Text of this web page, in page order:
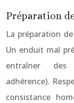
Préparation
La préparation
Un enduit mal
entraîner des
adhérence).
consistance